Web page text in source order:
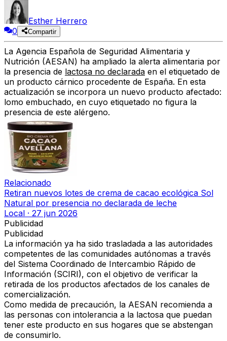
Esther Herrero
0
Compartir
La Agencia Española de Seguridad Alimentaria y
Nutrición (AESAN) ha ampliado la alerta alimentaria por
la presencia de lactosa no declarada en el etiquetado de
un producto cárnico procedente de España. En esta
actualización se incorpora un nuevo producto afectado:
lomo embuchado, en cuyo etiquetado no figura la
presencia de este alérgeno.
Relacionado
Retiran nuevos lotes de crema de cacao ecológica Sol
Natural por presencia no declarada de leche
Local · 27 jun 2026
Publicidad
Publicidad
La información ya ha sido trasladada a las autoridades
competentes de las comunidades autónomas a través
del Sistema Coordinado de Intercambio Rápido de
Información (SCIRI), con el objetivo de verificar la
retirada de los productos afectados de los canales de
comercialización.
Como medida de precaución, la AESAN recomienda a
las personas con intolerancia a la lactosa que puedan
tener este producto en sus hogares que se abstengan
de consumirlo.